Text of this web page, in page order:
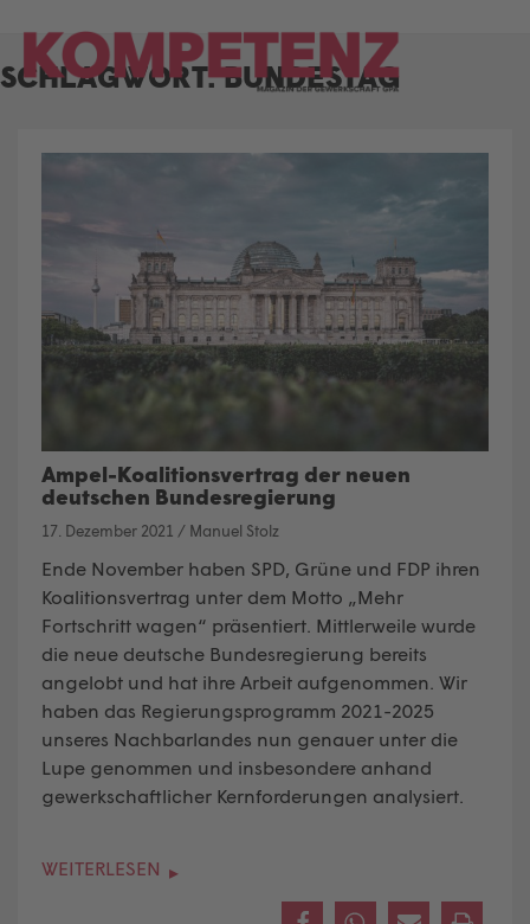
content
SCHLAGWORT:BUNDESTAG
Ampel-Koalitionsvertrag der neuen
deutschen Bundesregierung
17. Dezember 2021 / Manuel Stolz
Ende November haben SPD, Grüne und FDP ihren
Koalitionsvertrag unter dem Motto „Mehr
Fortschritt wagen“ präsentiert. Mittlerweile wurde
die neue deutsche Bundesregierung bereits
angelobt und hat ihre Arbeit aufgenommen. Wir
haben das Regierungsprogramm 2021-2025
unseres Nachbarlandes nun genauer unter die
Lupe genommen und insbesondere anhand
gewerkschaftlicher Kernforderungen analysiert.
WEITERLESEN